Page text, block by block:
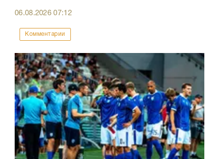
06.08.202607:12
Комментарии